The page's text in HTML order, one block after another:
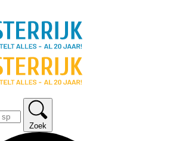
Zoek